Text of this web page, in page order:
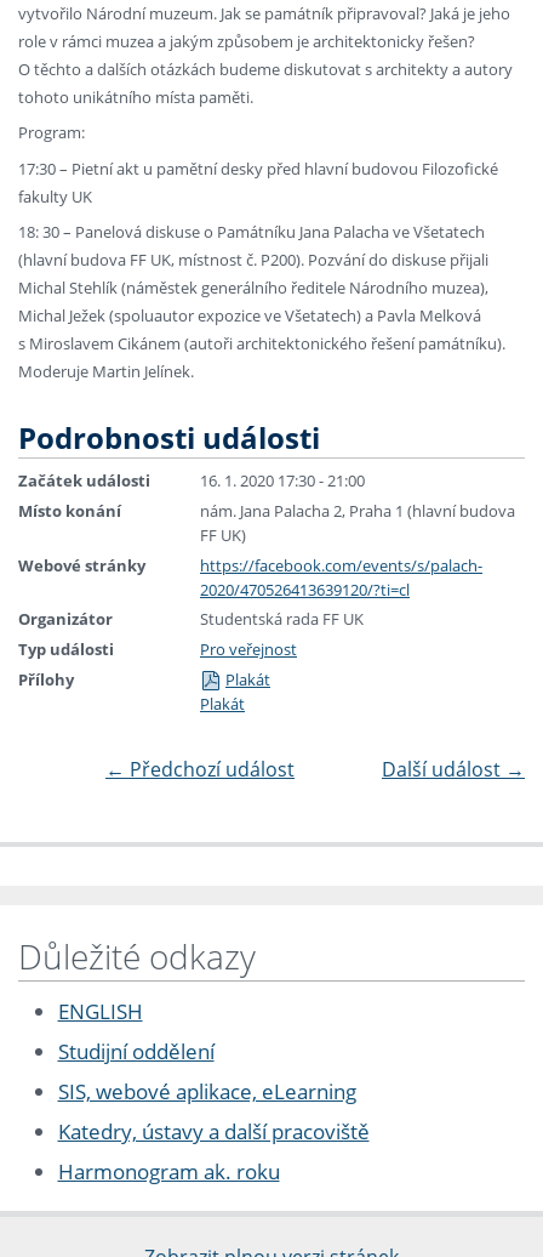
vytvořilo Národní muzeum. Jak se památník připravoval? Jaká je jeho
role v rámci muzea a jakým způsobem je architektonicky řešen?
O těchto a dalších otázkách budeme diskutovat s architekty a autory
tohoto unikátního místa paměti.
Program:
17:30 – Pietní akt u pamětní desky před hlavní budovou Filozofické
fakulty UK
18: 30 – Panelová diskuse o Památníku Jana Palacha ve Všetatech
(hlavní budova FF UK, místnost č. P200). Pozvání do diskuse přijali
Michal Stehlík (náměstek generálního ředitele Národního muzea),
Michal Ježek (spoluautor expozice ve Všetatech) a Pavla Melková
s Miroslavem Cikánem (autoři architektonického řešení památníku).
Moderuje Martin Jelínek.
Podrobnosti události
Začátek události
16. 1. 2020 17:30 - 21:00
Místo konání
nám. Jana Palacha 2, Praha 1 (hlavní budova
FF UK)
Webové stránky
https://facebook.com/events/s/palach-
2020/470526413639120/?ti=cl
Organizátor
Studentská rada FF UK
Typ události
Pro veřejnost
Přílohy
Plakát
Plakát
← Předchozí událost Další událost →
Důležité odkazy
ENGLISH
Studijní oddělení
SIS, webové aplikace, eLearning
Katedry, ústavy a další pracoviště
Harmonogram ak. roku